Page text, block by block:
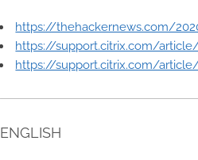
https://thehackernews.com/
https://support.citrix.com/article/
https://support.citrix.com/article/
ENGLISH